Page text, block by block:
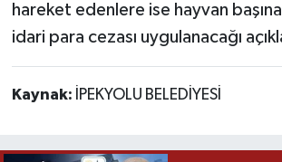
hareket edenlere ise hayvan
idari para cezası uygulanacağı
Kaynak: İPEKYOLU BELEDİYESİ